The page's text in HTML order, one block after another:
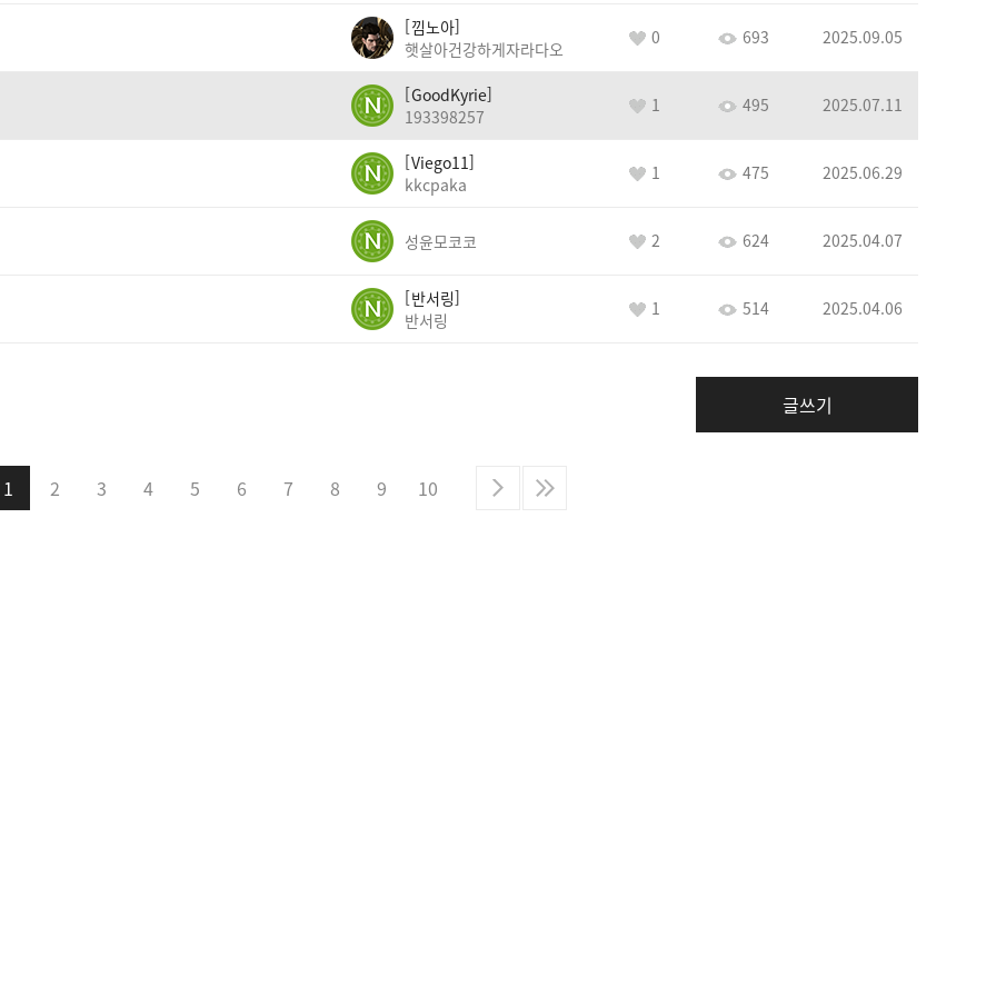
낌노아
햇살아건강하게자라다오
0 693 2025.09.05
GoodKyrie
193398257
1 495 2025.07.11
Viego11
kkcpaka
1 475 2025.06.29
성윤모코코 2 624 2025.04.07
반서링
반서링
1 514 2025.04.06
글쓰기
1 2 3 4 5 6 7 8 9 10